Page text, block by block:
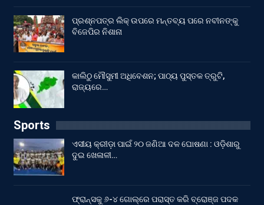
ପ୍ରଶ୍ନପତ୍ର ଲିକ୍ ଉପରେ ମନ୍ତବ୍ୟ ପରେ ନବୀନଙ୍କୁ
ବିଜେପିର ନିଶାନା
କାଲିଠୁ ମୌସୁମୀ ଅଧିବେଶନ; ପାଠ୍ୟ ପୁସ୍ତକ ତ୍ରୁଟି,
ରାଜ୍ୟରେ…
Sports
ଏସୀୟ କ୍ରୀଡ଼ା ପାଇଁ ୨୦ ଜଣିଆ ଦଳ ଘୋଷଣା : ଓଡ଼ିଶାରୁ
ଦୁଇ ଖେଳାଳୀ…
ଫ୍ରାନ୍ସକୁ ୬-୪ ଗୋଲ୍‌ରେ ପରାସ୍ତ କରି ବ୍ରୋଞ୍ଜ ପଦକ